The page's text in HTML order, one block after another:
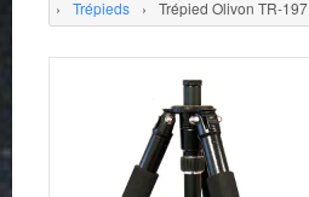
›
Trépieds › Trépied Olivon TR-197